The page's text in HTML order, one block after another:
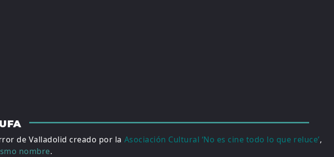
de Valladolid creado por la Asociación Cultural ‘No es cine todo lo que reluce’,
nombre.